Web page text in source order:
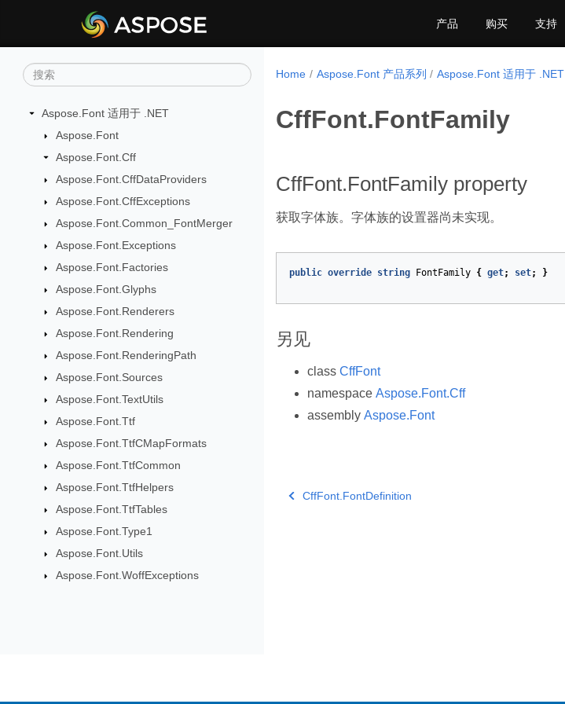
产品 购买 支持
Aspose.Font 适用于 .NET
Aspose.Font
Aspose.Font.Cff
Aspose.Font.CffDataProviders
Aspose.Font.CffExceptions
Aspose.Font.Common_FontMerger
Aspose.Font.Exceptions
Aspose.Font.Factories
Aspose.Font.Glyphs
Aspose.Font.Renderers
Aspose.Font.Rendering
Aspose.Font.RenderingPath
Aspose.Font.Sources
Aspose.Font.TextUtils
Aspose.Font.Ttf
Aspose.Font.TtfCMapFormats
Aspose.Font.TtfCommon
Aspose.Font.TtfHelpers
Aspose.Font.TtfTables
Aspose.Font.Type1
Aspose.Font.Utils
Aspose.Font.WoffExceptions
Home Aspose.Font 产品系列 Aspose.Font 适用于 .NET
CffFont.FontFamily
CffFont.FontFamily property
获取字体族。字体族的设置器尚未实现。
public override string FontFamily { get; set; }
另见
class CffFont
namespace Aspose.Font.Cff
assembly Aspose.Font
CffFont.FontDefinition